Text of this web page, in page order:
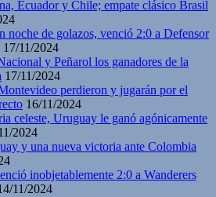
Ecuador y Chile; empate clásico Brasil
noche de golazos, venció 2:0 a Defensor
17/11/2024
y Peñarol los ganadores de la
17/11/2024
perdieron y jugarán por el
16/11/2024
celeste, Uruguay le ganó agónicamente
2024
y una nueva victoria ante Colombia
inobjetablemente 2:0 a Wanderers
11/2024